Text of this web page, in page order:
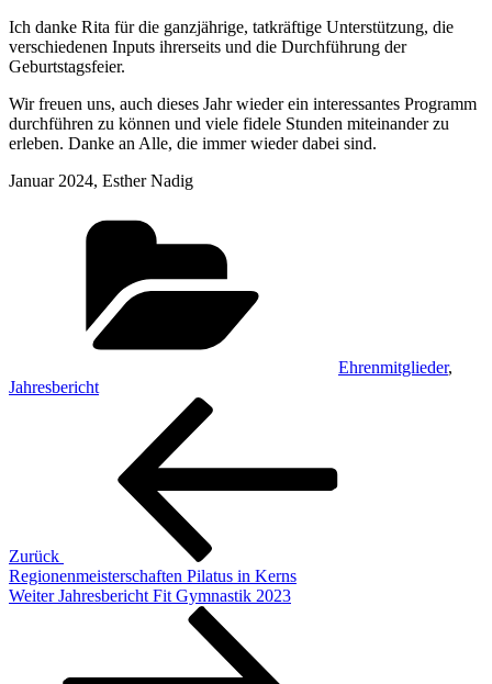
Ich danke Rita für die ganzjährige, tatkräftige Unterstützung, die
verschiedenen Inputs ihrerseits und die Durchführung der
Geburtstagsfeier.
Wir freuen uns, auch dieses Jahr wieder ein interessantes Programm
durchführen zu können und viele fidele Stunden miteinander zu
erleben. Danke an Alle, die immer wieder dabei sind.
Januar 2024, Esther Nadig
Ehrenmitglieder,
Jahresbericht
Beitragsnavigation
Zurück
Regionenmeisterschaften Pilatus in Kerns
Nächster
Weiter Jahresbericht Fit Gymnastik 2023